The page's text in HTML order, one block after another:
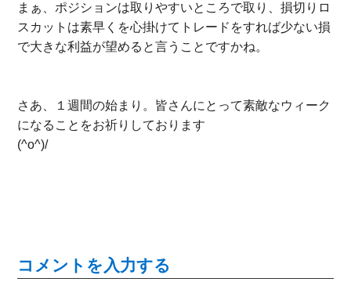
まぁ、ポジションは取りやすいところで取り、損切りロ
スカットは素早くを心掛けてトレードをすれば少ない損
で大きな利益が望めると言うことですかね。
さあ、１週間の始まり。皆さんにとって素敵なウィーク
になることをお祈りしております
(^o^)/
コメントを入力する